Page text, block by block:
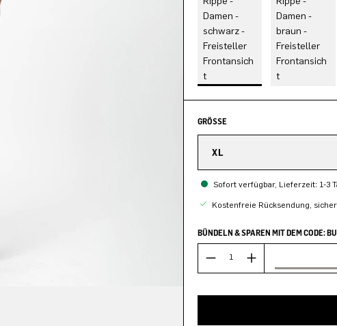
GRÖSSE
XL
Sofort verfügbar, Lieferzeit: 1-3
Kostenfreie Rücksendung,
BÜNDELN & SPAREN MIT DEM CODE: